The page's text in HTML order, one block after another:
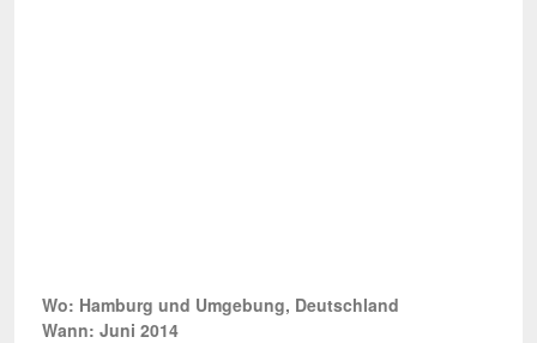
Wo: Hamburg und Umgebung, Deutschland
Wann: Juni 2014